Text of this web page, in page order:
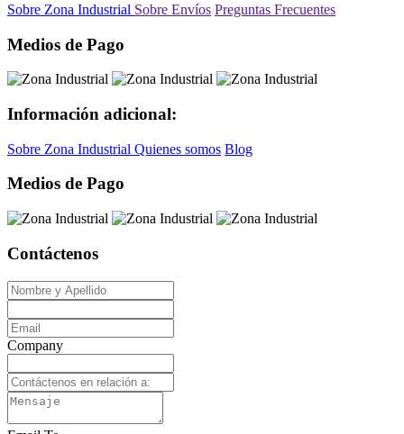
Sobre Zona Industrial Sobre Envíos Preguntas Frecuentes
Medios de Pago
Información adicional:
Sobre Zona Industrial Quienes somos Blog
Medios de Pago
Contáctenos
Company